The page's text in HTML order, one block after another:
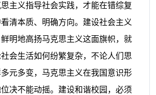
主义指导社会实践，才能在错综复
清本质、明确方向。建设社会主义
明地高扬马克思主义这面旗帜，就
会生活如何纷繁复杂，不论人们思
元多变，马克思主义在我国意识形
决不能动摇。建设和谐校园，必须